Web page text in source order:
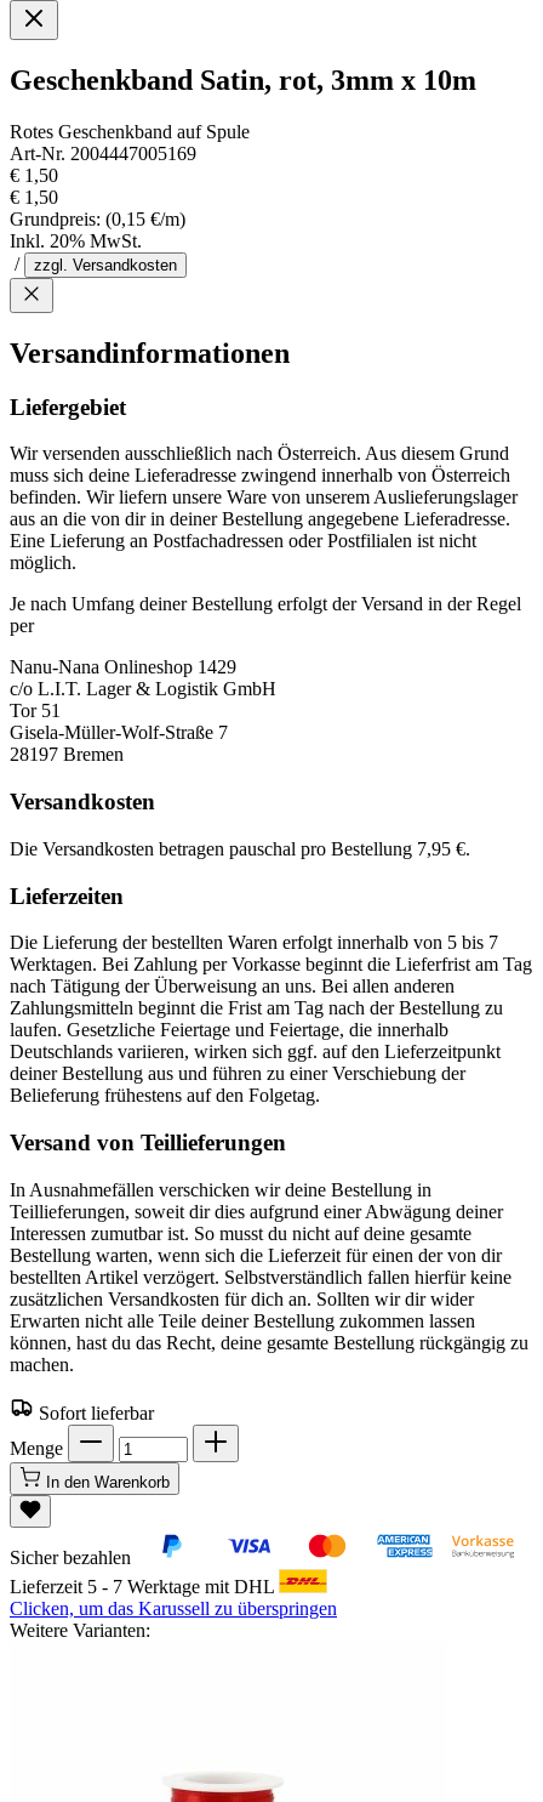
Geschenkband Satin, rot, 3mm x 10m
Rotes Geschenkband auf Spule
Art-Nr. 2004447005169
€ 1,50
€ 1,50
Grundpreis: (0,15 €/m)
Inkl. 20% MwSt.
/
zzgl. Versandkosten
Versandinformationen
Liefergebiet
Wir versenden ausschließlich nach Österreich. Aus diesem Grund
muss sich deine Lieferadresse zwingend innerhalb von Österreich
befinden. Wir liefern unsere Ware von unserem Auslieferungslager
aus an die von dir in deiner Bestellung angegebene Lieferadresse.
Eine Lieferung an Postfachadressen oder Postfilialen ist nicht
möglich.
Je nach Umfang deiner Bestellung erfolgt der Versand in der Regel
per
Nanu-Nana Onlineshop 1429
c/o L.I.T. Lager & Logistik GmbH
Tor 51
Gisela-Müller-Wolf-Straße 7
28197 Bremen
Versandkosten
Die Versandkosten betragen pauschal pro Bestellung 7,95 €.
Lieferzeiten
Die Lieferung der bestellten Waren erfolgt innerhalb von 5 bis 7
Werktagen. Bei Zahlung per Vorkasse beginnt die Lieferfrist am Tag
nach Tätigung der Überweisung an uns. Bei allen anderen
Zahlungsmitteln beginnt die Frist am Tag nach der Bestellung zu
laufen. Gesetzliche Feiertage und Feiertage, die innerhalb
Deutschlands variieren, wirken sich ggf. auf den Lieferzeitpunkt
deiner Bestellung aus und führen zu einer Verschiebung der
Belieferung frühestens auf den Folgetag.
Versand von Teillieferungen
In Ausnahmefällen verschicken wir deine Bestellung in
Teillieferungen, soweit dir dies aufgrund einer Abwägung deiner
Interessen zumutbar ist. So musst du nicht auf deine gesamte
Bestellung warten, wenn sich die Lieferzeit für einen der von dir
bestellten Artikel verzögert. Selbstverständlich fallen hierfür keine
zusätzlichen Versandkosten für dich an. Sollten wir dir wider
Erwarten nicht alle Teile deiner Bestellung zukommen lassen
können, hast du das Recht, deine gesamte Bestellung rückgängig zu
machen.
Sofort lieferbar
Menge
In den Warenkorb
Sicher bezahlen
Lieferzeit 5 - 7 Werktage mit DHL
Clicken, um das Karussell zu überspringen
Weitere Varianten: